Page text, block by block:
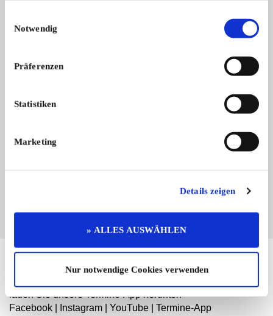
Notwendig
Präferenzen
Statistiken
Marketing
Details zeigen
» ALLES AUSWÄHLEN
Nur notwendige Cookies verwenden
Sie vertreten dieses Unternehmen? Übernehmen Sie
ergänzen und für sich zu nutzen:
EINTRAG JETZT ÜBERNEHMEN
laden Sie unsere Termine-App herunter:
Facebook
Instagram YouTube Termine-App